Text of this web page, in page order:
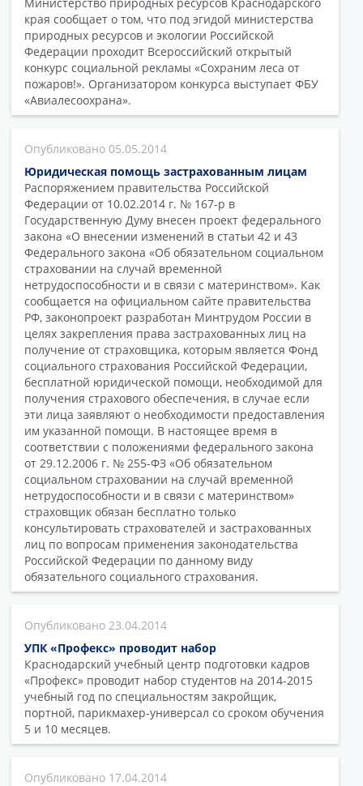
края сообщает о том, что под эгидой министерства
природных ресурсов и экологии Российской
Федерации проходит Всероссийский открытый
конкурс социальной рекламы «Сохраним леса от
пожаров!». Организатором конкурса выступает ФБУ
«Авиалесоохрана».
05.05.2014
Юридическая помощь застрахованным лицам
Распоряжением правительства Российской
Федерации от 10.02.2014 г. № 167-р в
Государственную Думу внесен проект федерального
закона «О внесении изменений в статьи 42 и 43
Федерального закона «Об обязательном социальном
страховании на случай временной
нетрудоспособности и в связи с материнством». Как
сообщается на официальном сайте правительства
РФ, законопроект разработан Минтрудом России в
целях закрепления права застрахованных лиц на
получение от страховщика, которым является Фонд
социального страхования Российской Федерации,
бесплатной юридической помощи, необходимой для
получения страхового обеспечения, в случае если
эти лица заявляют о необходимости предоставления
им указанной помощи. В настоящее время в
соответствии с положениями федерального закона
от 29.12.2006 г. № 255-ФЗ «Об обязательном
социальном страховании на случай временной
нетрудоспособности и в связи с материнством»
страховщик обязан бесплатно только
консультировать страхователей и застрахованных
лиц по вопросам применения законодательства
Российской Федерации по данному виду
обязательного социального страхования.
23.04.2014
УПК «Профекс» проводит набор
Краснодарский учебный центр подготовки кадров
«Профекс» проводит набор студентов на 2014-2015
учебный год по специальностям закройщик,
портной, парикмахер-универсал со сроком обучения
5 и 10 месяцев.
17.04.2014